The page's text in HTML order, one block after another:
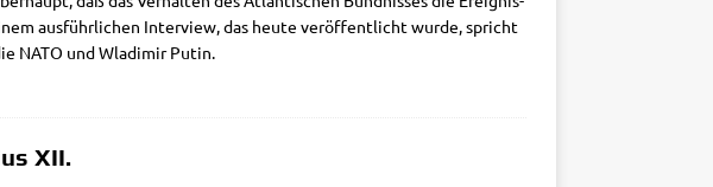
aus­führ­li­chen Inter­view, das heu­te ver­öf­fent­licht wur­de, spricht
NATO und Wla­di­mir Putin.
XII.